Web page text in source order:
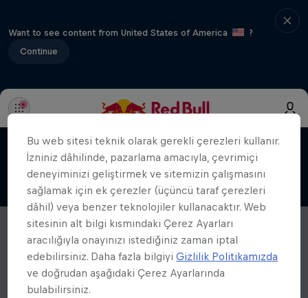
Want to see content from United States of America
?
Continue
Bu web sitesi teknik olarak gerekli çerezleri kullanır.
İzniniz dâhilinde, pazarlama amacıyla, çevrimiçi
deneyiminizi geliştirmek ve sitemizin çalışmasını
sağlamak için ek çerezler (üçüncü taraf çerezleri
dâhil) veya benzer teknolojiler kullanacaktır. Web
sitesinin alt bilgi kısmındaki Çerez Ayarları
aracılığıyla onayınızı istediğiniz zaman iptal
edebilirsiniz. Daha fazla bilgiyiGizlilik Politikamızda
ve doğrudan aşağıdaki Çerez Ayarlarında
bulabilirsiniz.